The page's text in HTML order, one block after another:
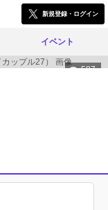
新規登録・ログイン
イベント
587